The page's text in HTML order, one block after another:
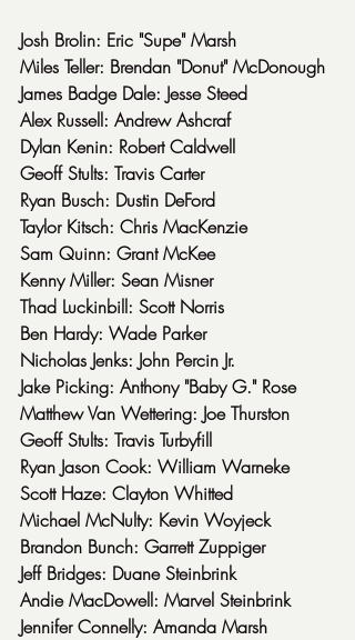
Josh Brolin: Eric "Supe" Marsh
Miles Teller: Brendan "Donut" McDonough
James Badge Dale: Jesse Steed
Alex Russell: Andrew Ashcraf
Dylan Kenin: Robert Caldwell
Geoff Stults: Travis Carter
Ryan Busch: Dustin DeFord
Taylor Kitsch: Chris MacKenzie
Sam Quinn: Grant McKee
Kenny Miller: Sean Misner
Thad Luckinbill: Scott Norris
Ben Hardy: Wade Parker
Nicholas Jenks: John Percin Jr.
Jake Picking: Anthony "Baby G." Rose
Matthew Van Wettering: Joe Thurston
Geoff Stults: Travis Turbyfill
Ryan Jason Cook: William Warneke
Scott Haze: Clayton Whitted
Michael McNulty: Kevin Woyjeck
Brandon Bunch: Garrett Zuppiger
Jeff Bridges: Duane Steinbrink
Andie MacDowell: Marvel Steinbrink
Jennifer Connelly: Amanda Marsh